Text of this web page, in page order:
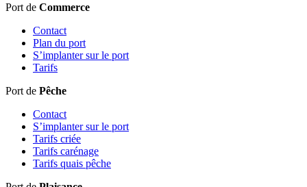
Port de Commerce
Contact
Plan du port
S’implanter sur le port
Tarifs
Port de Pêche
Contact
S’implanter sur le port
Tarifs criée
Tarifs carénage
Tarifs quais pêche